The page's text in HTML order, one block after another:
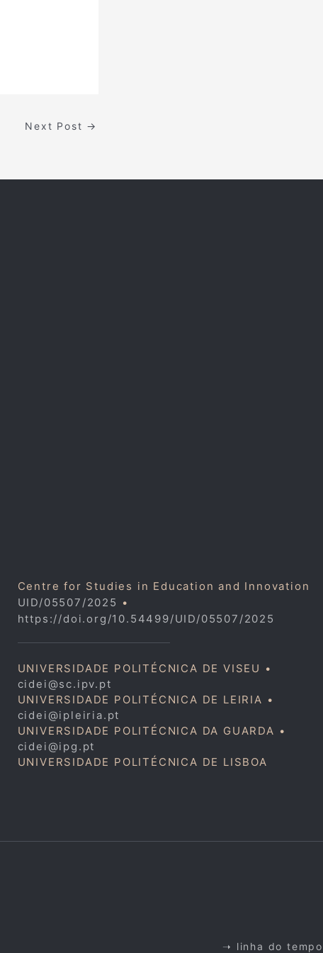
Next Post →
Centre for Studies in Education and Innovation
UID/05507/2025 •
https://doi.org/10.54499/UID/05507/2025
UNIVERSIDADE POLITÉCNICA DE VISEU •
cidei@sc.ipv.pt
UNIVERSIDADE POLITÉCNICA DE LEIRIA •
cidei@ipleiria.pt
UNIVERSIDADE POLITÉCNICA DA GUARDA •
cidei@ipg.pt
UNIVERSIDADE POLITÉCNICA DE LISBOA
➝ linha do tempo